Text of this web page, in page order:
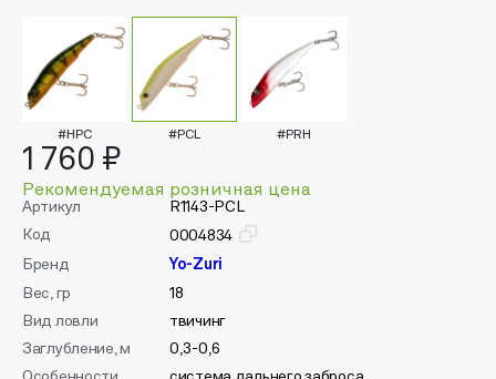
#HPC #PCL #PRH
1 760 ₽
Рекомендуемая розничная цена
Артикул
R1143-PCL
Код
0004834
Бренд
Yo-Zuri
Вес, гр
18
Вид ловли
твичинг
Заглубление, м
0,3-0,6